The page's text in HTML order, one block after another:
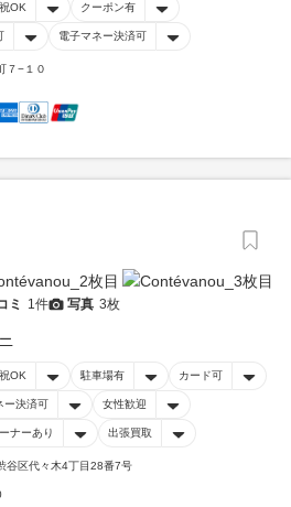
OK クーポン有
電子マネー決済可
７−１０
ミ 1件 写真 3枚
OK 駐車場有 カード可
ー決済可 女性歓迎
ナーあり 出張買取
谷区代々木4丁目28番7号